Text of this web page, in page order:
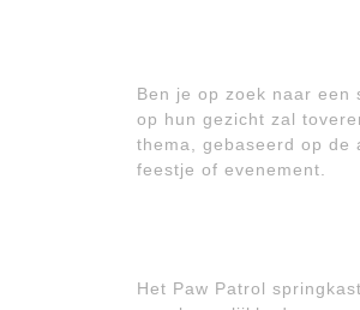
Ben je op zoek naar een
op hun gezicht zal
thema, gebaseerd op de
feestje of evenement.
Het Paw Patrol